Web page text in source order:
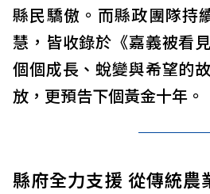
縣民驕傲。而縣政團隊持
慧，皆收錄於《嘉義被看
個個成長、蛻變與希望的
放，更預告下個黃金十年。
縣府全力支援 從傳統農